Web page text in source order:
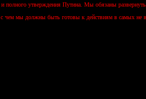
утверждения Путина. Мы обязаны
чем мы должны быть готовы к действиям в самых не